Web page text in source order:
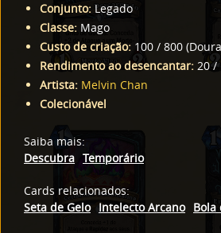
Conjunto: Legado
Classe: Mago
Custo de criação: 100 / 800 (
Rendimento ao desencantar: 20/
Artista: Melvin Chan
Colecionável
Saiba mais:
Descubra Temporário
Cards relacionados:
Seta de Gelo Intelecto Arcano Bola